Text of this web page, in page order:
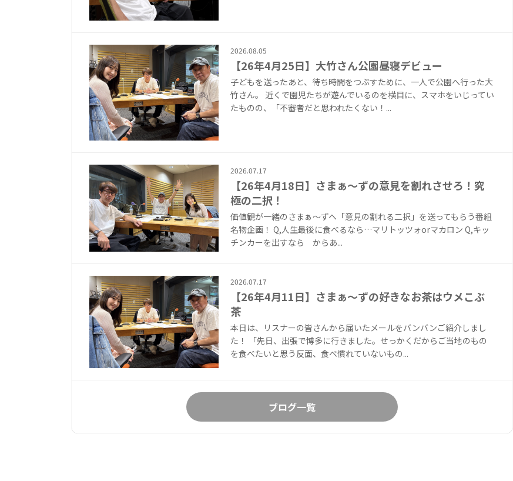
2026.08.05
【26年4月25日】大竹さん公園昼寝デビュー
子どもを送ったあと、待ち時間をつぶすために、一人で公園へ行った大
竹さん。 近くで園児たちが遊んでいるのを横目に、スマホをいじってい
たものの、「不審者だと思われたくない！...
2026.07.17
【26年4月18日】さまぁ〜ずの意見を割れさせろ！究
極の二択！
価値観が一緒のさまぁ〜ずへ「意見の割れる二択」を送ってもらう番組
名物企画！ Q,人生最後に食べるなら…マリトッツォorマカロン Q,キッ
チンカーを出すなら からあ...
2026.07.17
【26年4月11日】さまぁ〜ずの好きなお茶はウメこぶ
茶
本日は、リスナーの皆さんから届いたメールをバンバンご紹介しまし
た！ 「先日、出張で博多に行きました。せっかくだからご当地のもの
を食べたいと思う反面、食べ慣れていないもの...
ブログ一覧